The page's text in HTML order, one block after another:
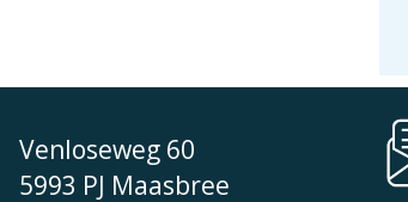
Venloseweg 60
5993 PJ Maasbree